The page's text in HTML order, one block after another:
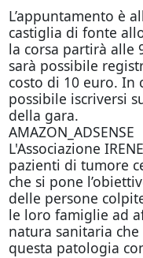
L’appuntamento è
castiglia di fonte
la corsa partirà alle
sarà possibile
costo di 10 euro. In
possibile iscriversi
della gara.
AMAZON_ADSENSE
L'Associazione
pazienti di tumore
che si pone
delle persone
le loro famiglie ad
natura sanitaria
questa patologia